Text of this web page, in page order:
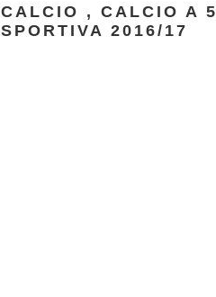
CALCIO , CALCIO A 5
SPORTIVA 2016/17